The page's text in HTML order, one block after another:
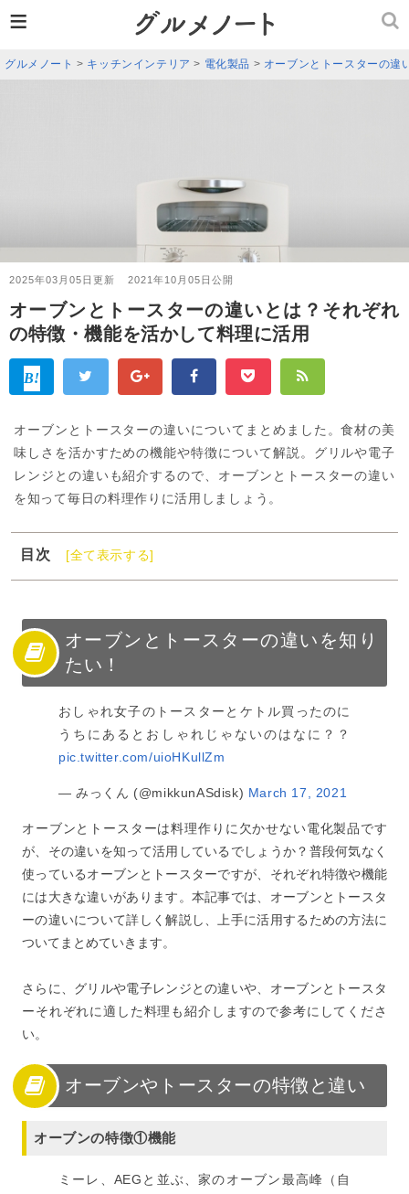
グルメノート > キッチンインテリア > 電化製品 > オーブンとトースターの違
2025年03月05日更新 2021年10月05日公開
オーブンとトースターの違いとは？それぞれ
の特徴・機能を活かして料理に活用
オーブンとトースターの違いについてまとめました。食材の美
味しさを活かすための機能や特徴について解説。グリルや電子
レンジとの違いも紹介するので、オーブンとトースターの違い
を知って毎日の料理作りに活用しましょう。
目次
[全て表示する]
1
オーブンとトースターの違いを知りたい！
3
オーブンとトースターの違いを活かした使い分け
4
オーブンを使った人気料理レシピ
5
トースターを使った人気料理レシピ
オーブンとトースターの機能の違いを料理に活かそう！
オーブンとトースターの違いを知り
たい！
おしゃれ女子のトースターとケトル買ったのに
うちにあるとおしゃれじゃないのはなに？？
pic.twitter.com/uioHKullZm
— みっくん (@mikkunASdisk) March 17, 2021
オーブンとトースターは料理作りに欠かせない電化製品です
が、その違いを知って活用しているでしょうか？普段何気なく
使っているオーブンとトースターですが、それぞれ特徴や機能
には大きな違いがあります。本記事では、オーブンとトースタ
ーの違いについて詳しく解説し、上手に活用するための方法に
ついてまとめていきます。
さらに、グリルや電子レンジとの違いや、オーブンとトースタ
ーそれぞれに適した料理も紹介しますので参考にしてくださ
い。
オーブンやトースターの特徴と違い
オーブンの特徴①機能
ミーレ、AEGと並ぶ、家のオーブン最高峰（自
≡